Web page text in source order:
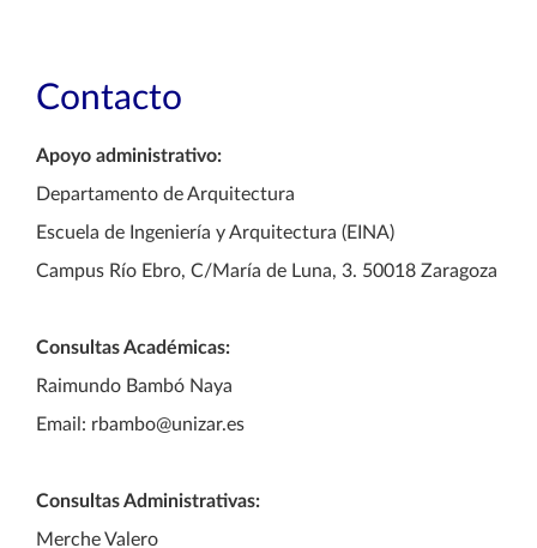
Contacto
Apoyo administrativo:
Departamento de Arquitectura
Escuela de Ingeniería y Arquitectura (EINA)
Campus Río Ebro, C/María de Luna, 3. 50018 Zaragoza
Consultas Académicas:
Raimundo Bambó Naya
Email: rbambo@unizar.es
Consultas Administrativas:
Merche Valero